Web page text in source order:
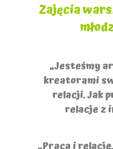
Zajęcia
„Jesteśmy
kreatorami
relacji. Jak
relacje z